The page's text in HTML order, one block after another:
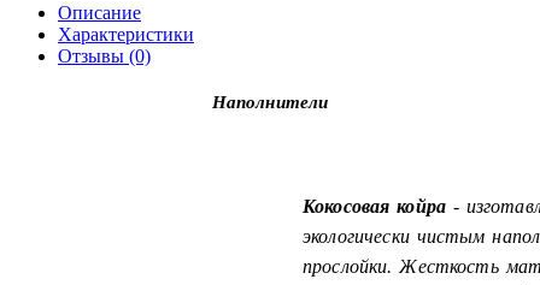
Описание
Характеристики
Отзывы (0)
Наполнители
Кокосовая койра -
экологически чистым
прослойки. Жесткость